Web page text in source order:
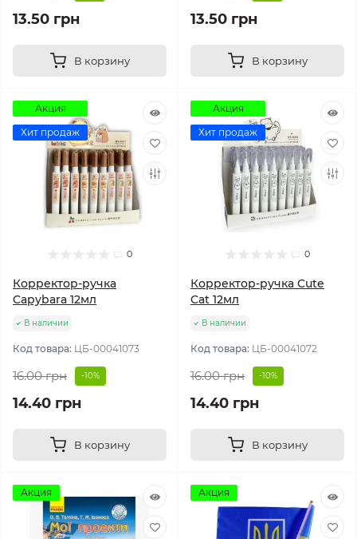
13.50 грн
В корзину
13.50 грн
В корзину
Акция
Хит продаж
0
Корректор-ручка
Capybara 12мл
В наличии
Код товара: ЦБ-00041073
16.00 грн -10%
14.40 грн
В корзину
Акция
Хит продаж
0
Корректор-ручка Cute
Cat 12мл
В наличии
Код товара: ЦБ-00041072
16.00 грн -10%
14.40 грн
В корзину
Акция Акция